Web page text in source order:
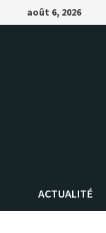
Passer
au
août 6, 2026
ACTUALITÉ